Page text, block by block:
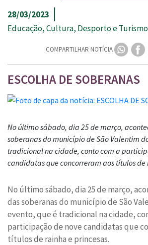
28/03/2023
Educação, Cultura, Desporto e Turismo
COMPARTILHAR NOTÍCIA
ESCOLHA DE SOBERANAS
No último sábado, dia 25 de março,
soberanas do município de São Valentim
tradicional na cidade, conto com a
candidatas que concorreram aos títulos de
No último sábado, dia 25 de março,
das soberanas do município de São
evento, que é tradicional na cidade,
participação de nove candidatas que
títulos de rainha e princesas.